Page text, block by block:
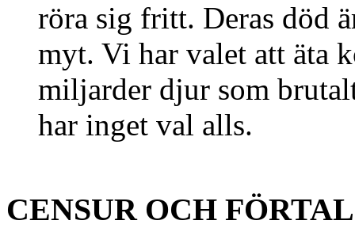
röra sig fritt. Deras död
myt. Vi har valet att äta
miljarder djur som
har inget val alls.
CENSUR OCH